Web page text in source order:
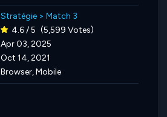
Stratégie > Match 3
4.6 / 5 (5,599 Votes)
Apr 03, 2025
Oct 14, 2021
Browser, Mobile